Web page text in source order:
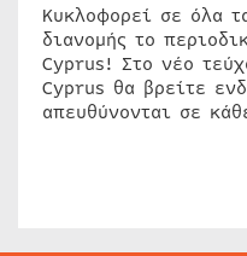
Κυκλοφορεί σε όλα
διανομής το
Cyprus! Στο νέο
Cyprus θα βρείτε
απευθύνονται σε